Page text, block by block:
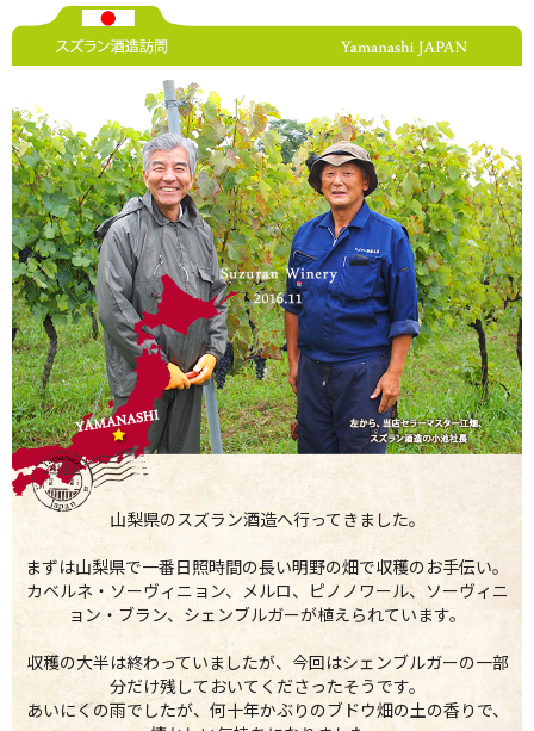
山梨県のスズラン酒造へ行ってきました。
まずは山梨県で一番日照時間の長い明野の畑で収穫のお手伝い。
カベルネ・ソーヴィニョン、メルロ、ピノノワール、ソーヴィニ
ョン・ブラン、シェンブルガーが植えられています。
収穫の大半は終わっていましたが、今回はシェンブルガーの一部
分だけ残しておいてくださったそうです。
あいにくの雨でしたが、何十年かぶりのブドウ畑の土の香りで、